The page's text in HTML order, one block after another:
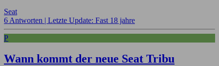
Seat
6 Antworten | Letzte Update: Fast 18 jahre
P
Wann kommt der neue Seat Tribu